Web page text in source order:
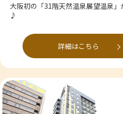
大阪初の「31階天然温泉展望温泉」
♪
詳細はこちら